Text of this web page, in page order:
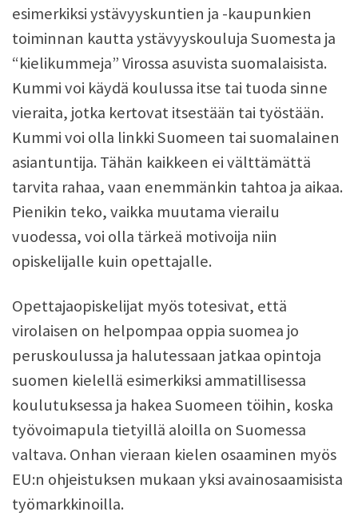
esimerkiksi ystävyyskuntien ja -kaupunkien
toiminnan kautta ystävyyskouluja Suomesta ja
“kielikummeja” Virossa asuvista suomalaisista.
Kummi voi käydä koulussa itse tai tuoda sinne
vieraita, jotka kertovat itsestään tai työstään.
Kummi voi olla linkki Suomeen tai suomalainen
asiantuntija. Tähän kaikkeen ei välttämättä
tarvita rahaa, vaan enemmänkin tahtoa ja aikaa.
Pienikin teko, vaikka muutama vierailu
vuodessa, voi olla tärkeä motivoija niin
opiskelijalle kuin opettajalle.
Opettajaopiskelijat myös totesivat, että
virolaisen on helpompaa oppia suomea jo
peruskoulussa ja halutessaan jatkaa opintoja
suomen kielellä esimerkiksi ammatillisessa
koulutuksessa ja hakea Suomeen töihin, koska
työvoimapula tietyillä aloilla on Suomessa
valtava. Onhan vieraan kielen osaaminen myös
EU:n ohjeistuksen mukaan yksi avainosaamisista
työmarkkinoilla.